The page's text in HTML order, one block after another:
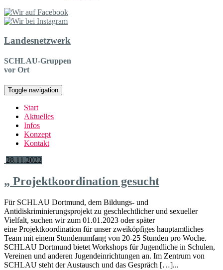
Landesnetzwerk
SCHLAU-Gruppen
vor Ort
Toggle navigation
Start
Aktuelles
Infos
Konzept
Kontakt
28.11.2022
„ Projektkoordination gesucht
Für SCHLAU Dortmund, dem Bildungs- und
Antidiskriminierungsprojekt zu geschlechtlicher und sexueller
Vielfalt, suchen wir zum 01.01.2023 oder später
eine Projektkoordination für unser zweiköpfiges hauptamtliches
Team mit einem Stundenumfang von 20-25 Stunden pro Woche.
SCHLAU Dortmund bietet Workshops für Jugendliche in Schulen,
Vereinen und anderen Jugendeinrichtungen an. Im Zentrum von
SCHLAU steht der Austausch und das Gespräch […]...